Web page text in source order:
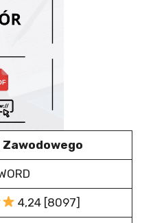
Zawodowego
4,24 [8097]